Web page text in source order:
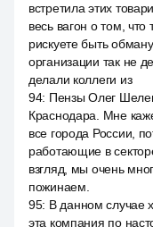
встретила этих
весь вагон о том,
рискуете быть
организации так не
делали коллеги из
94: Пензы Олег
Краснодара. Мне
все города России,
работающие в
взгляд, мы очень
пожинаем.
95: В данном случае
эта компания по